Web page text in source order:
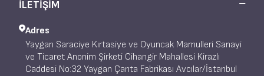
İLETİŞİM
Adres
Yaygan Saraciye Kırtasiye ve Oyuncak Mamulleri Sanayi
ve Ticaret Anonim Şirketi Cihangir Mahallesi Kirazlı
Caddesi No:32 Yaygan Çanta Fabrikası Avcılar/İstanbul